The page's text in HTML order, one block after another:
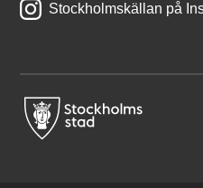
Stockholmskällan på